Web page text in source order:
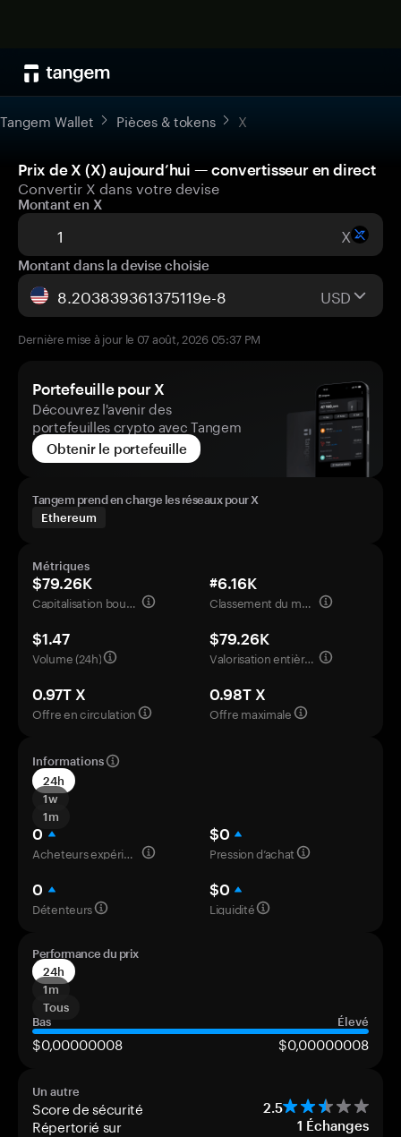
Tangem Wallet Pièces & tokens X
Prix de X (X) aujourd’hui — convertisseur en direct
Convertir X dans votre devise
Montant en X
X
Montant dans la devise choisie
USD
Dernière mise à jour le 07 août, 2026 05:37 PM
Portefeuille pour X
Découvrez l'avenir des
portefeuilles crypto avec Tangem
Obtenir le portefeuille
Tangem prend en charge les réseaux pour X
Ethereum
Métriques
$79.26K
Capitalisation boursière
#6.16K
Classement du marché
$1.47
Volume (24h)
$79.26K
Valorisation entièrement diluée
0.97T X
Offre en circulation
0.98T X
Offre maximale
Informations
24h
1w
1m
0
Acheteurs expérimentés
$0
Pression d’achat
0
Détenteurs
$0
Liquidité
Performance du prix
24h
1m
Tous
Bas
Élevé
$0,00000008 $0,00000008
Un autre
Score de sécurité 2.5
Répertorié sur 1 Échanges